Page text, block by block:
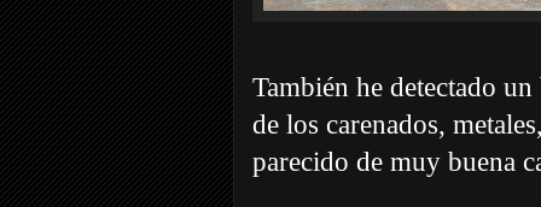
También he detectado
de los carenados,
parecido de muy buena